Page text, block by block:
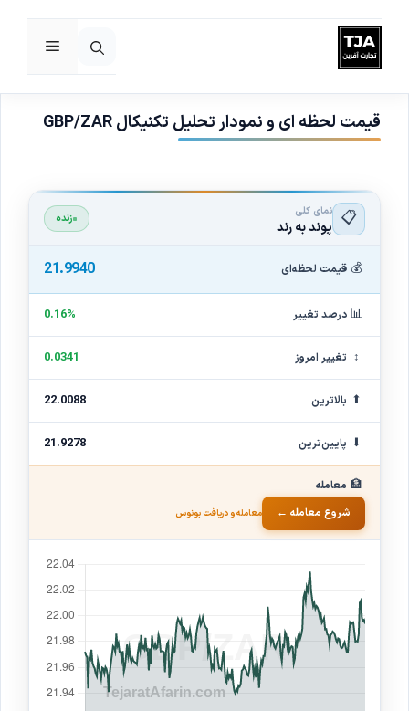
پرش
به
محتوا
فهرست
قیمت لحظه ای و نمودار تحلیل تکنیکال GBP/ZAR
📋 نمای کلی
پوند به رند زنده
💰 قیمت لحظه‌ای 21.9940
📊 درصد تغییر 0.16%
↕ تغییر امروز 0.0341
⬆ بالاترین 22.0088
⬇ پایین‌ترین 21.9278
🏦 معامله
شروع معامله ←
معامله و دریافت بونوس